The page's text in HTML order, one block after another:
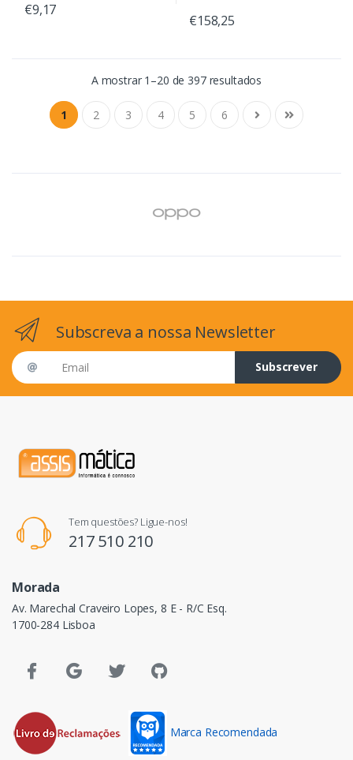
€9,17
€158,25
A mostrar 1–20 de 397 resultados
1 2 3 4 5 6
Subscreva a nossa Newsletter
Email address
Subscrever
Tem questões? Ligue-nos!
217 510 210
Morada
Av. Marechal Craveiro Lopes, 8 E - R/C Esq.
1700-284 Lisboa
Marca Recomendada